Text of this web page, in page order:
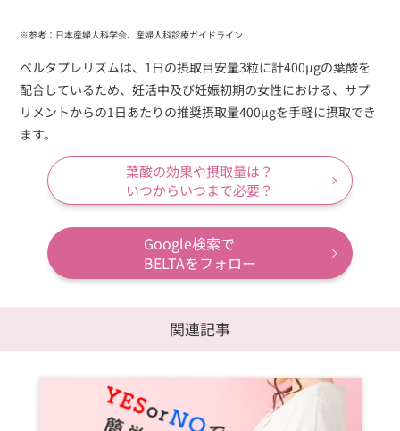
※参考：日本産婦人科学会、産婦人科診療ガイドライン
ベルタプレリズムは、1日の摂取目安量3粒に計400µgの葉酸を
配合しているため、妊活中及び妊娠初期の女性における、サプ
リメントからの1日あたりの推奨摂取量400µgを手軽に摂取でき
ます。
葉酸の効果や摂取量は？
いつからいつまで必要？
Google検索で
BELTAをフォロー
関連記事